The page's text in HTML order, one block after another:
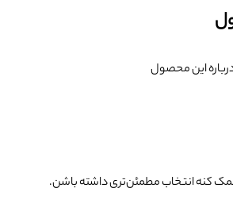
این محصول
کنه انتخاب مطمئن‌تری داشته باشن.